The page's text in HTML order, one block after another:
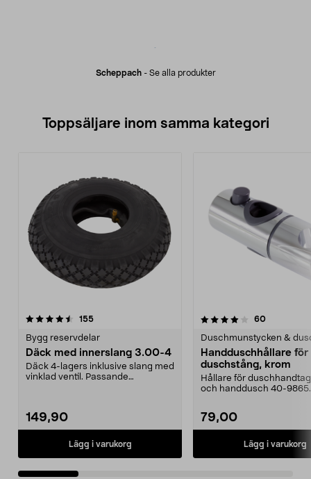
Scheppach- Se alla produkter
Toppsäljare inom samma kategori
155recensioner
Bygg reservdelar
Däck med innerslang 3.00-4
Däck 4-lagers inklusive slang med
vinklad ventil. Passande
149,90
Lägg i varukorg
4.0 av 5 stjärnor 60
Duschmunstycken &
Handduschhållare
duschstång, krom
Hållare för
och handdusch 40-
79,00
Lägg i varukorg
4.0 av 5 stjärnor